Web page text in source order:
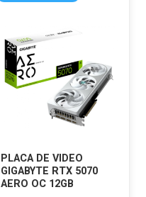
PLACA DE VIDEO
GIGABYTE RTX 5070
AERO OC 12GB